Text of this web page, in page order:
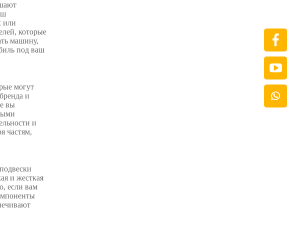
или
которые
машину,
под ваш
могут
и
вы
и
частям,
и жесткая
если вам